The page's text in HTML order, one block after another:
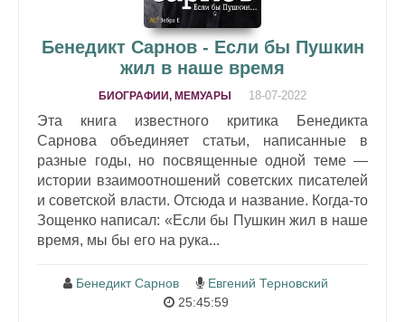
Бенедикт Сарнов - Если бы Пушкин
жил в наше время
БИОГРАФИИ, МЕМУАРЫ 18-07-2022
Эта книга известного критика Бенедикта
Сарнова объединяет статьи, написанные в
разные годы, но посвященные одной теме —
истории взаимоотношений советских писателей
и советской власти. Отсюда и название. Когда-то
Зощенко написал: «Если бы Пушкин жил в наше
время, мы бы его на рука...
Бенедикт Сарнов
Евгений Терновский
25:45:59